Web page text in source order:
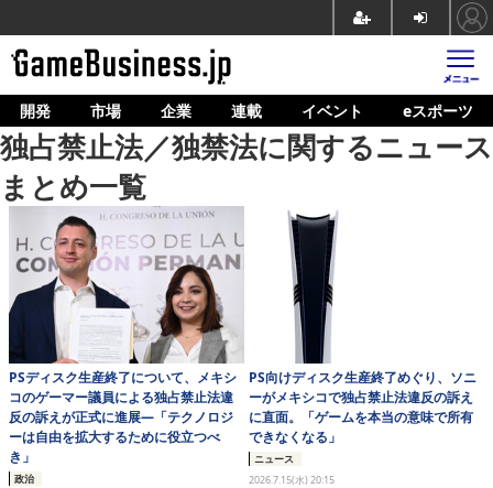
ホーム
ゲーム開発
市場
マネタイズ
企業動向
人材育成
産業政策
連載
イベント/セミナー
開発 市場 企業 連載 イベント eスポーツ
独占禁止法／独禁法に関するニュース
まとめ一覧
PSディスク生産終了について、メキシ
コのゲーマー議員による独占禁止法違
反の訴えが正式に進展―「テクノロジ
ーは自由を拡大するために役立つべ
き」
政治
PS向けディスク生産終了めぐり、ソニ
ーがメキシコで独占禁止法違反の訴え
に直面。「ゲームを本当の意味で所有
できなくなる」
ニュース
2026.7.15(水) 20:15